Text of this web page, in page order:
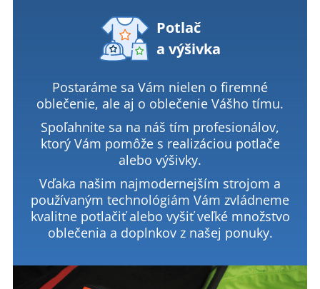
Potlač
a výšivka
Postaráme sa Vám nielen o firemné
oblečenie, ale aj o oblečenie Vášho tímu.
Spoľahnite sa na náš tím profesionálov,
ktorý Vám pomôže s realizáciou potlače
alebo výšivky.
Vďaka našim najmodernejším strojom a
používaným technológiám Vám zvládneme
kvalitne potlačiť alebo vyšiť veľké množstvo
oblečenia a doplnkov z našej ponuky.